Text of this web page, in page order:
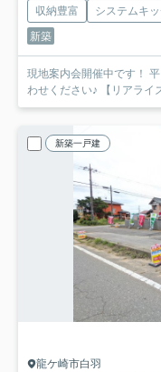
収納豊富
システムキ
新築
現地案内会開催中です！
わせください♪
新築一戸建
龍ケ崎市白羽